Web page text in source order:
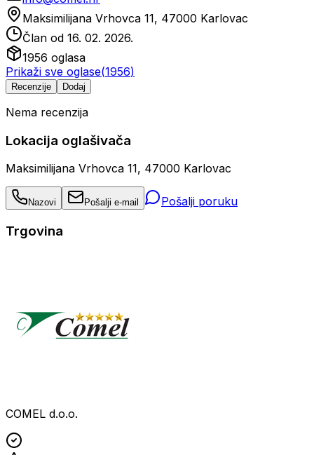
Maksimilijana Vrhovca 11, 47000 Karlovac
Član od 16. 02. 2026.
1956 oglasa
Prikaži sve oglase(1956)
Recenzije Dodaj
Nema recenzija
Lokacija oglašivača
Maksimilijana Vrhovca 11, 47000 Karlovac
Nazovi Pošalji e-mail Pošalji poruku
Trgovina
COMEL d.o.o.